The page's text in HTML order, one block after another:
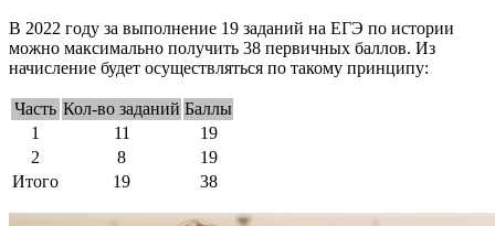
В 2022 году за выполнение 19 заданий на ЕГЭ по истории
можно максимально получить 38 первичных баллов. Из
начисление будет осуществляться по такому принципу:
Часть Кол-во заданий Баллы
1
11
19
2
8
19
Итого
19 38